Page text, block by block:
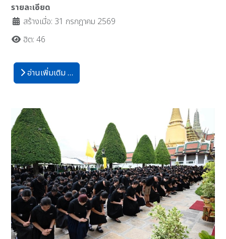
รายละเอียด
สร้างเมื่อ: 31 กรกฎาคม 2569
ฮิต: 46
อ่านเพิ่มเติม …